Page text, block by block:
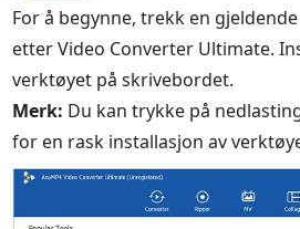
For å begynne, trekk en
etter Video Converter Ultimate.
verktøyet på skrivebordet.
Merk: Du kan trykke på
for en rask installasjon av